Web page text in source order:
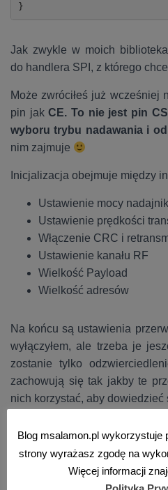
}
Jak zwykle w moich
do handlera SPI, z którego
Może zwróciłeś już wcześniej
pin jakCE. To nie jest pin
wyboru trybu nadawania i
nim zajmuje
Inicjalizacja obejmuje między
Ustawienie mocy
Ustawienie prędkości
Włączenie CRC i
Ustawienie kanału RF
Wielkość Payload
Wielkość adresów
Na końcu są ustawienia
wyłączyłem, ale trzeba je
zostanie tylko
zachowują się tak jakby te
nich korzystać, aby dowiedzieć
prędkość i kanał możesz
upodobań. Czy to zmienić w
to sam zadecydujesz.
Blog msalamon.pl
strony wyrażasz zgodę na
Więcej informacji